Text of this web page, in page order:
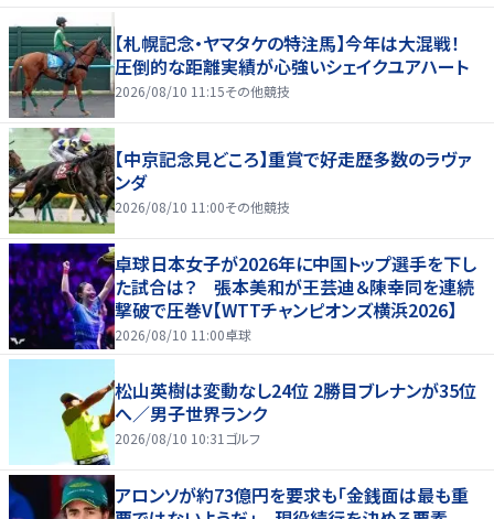
【札幌記念・ヤマタケの特注馬】今年は大混戦！
圧倒的な距離実績が心強いシェイクユアハート
2026/08/10 11:15その他競技
【中京記念見どころ】重賞で好走歴多数のラヴァ
ンダ
2026/08/10 11:00その他競技
卓球日本女子が2026年に中国トップ選手を下し
た試合は？ 張本美和が王芸迪＆陳幸同を連続
撃破で圧巻V【WTTチャンピオンズ横浜2026】
2026/08/10 11:00卓球
松山英樹は変動なし24位 2勝目ブレナンが35位
へ／男子世界ランク
2026/08/10 10:31 ゴルフ
アロンソが約73億円を要求も「金銭面は最も重